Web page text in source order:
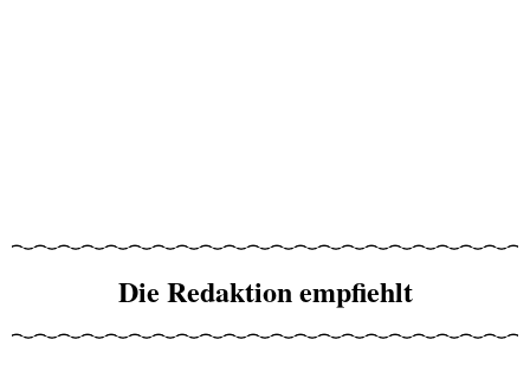
Die Redaktion empfiehlt